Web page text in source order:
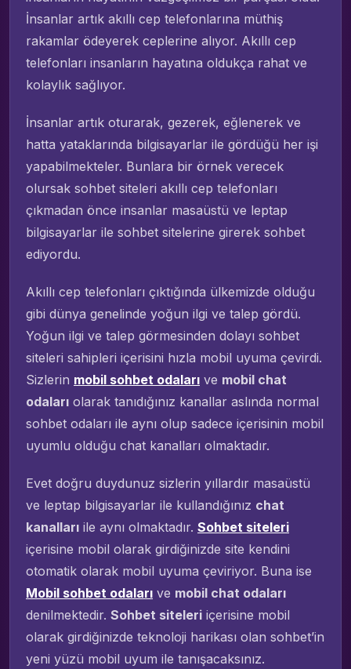
İnsanlar artık akıllı cep telefonlarına müthiş
rakamlar ödeyerek ceplerine alıyor. Akıllı cep
telefonları insanların hayatına oldukça rahat ve
kolaylık sağlıyor.
İnsanlar artık oturarak, gezerek, eğlenerek ve
hatta yataklarında bilgisayarlar ile gördüğü her işi
yapabilmekteler. Bunlara bir örnek verecek
olursak sohbet siteleri akıllı cep telefonları
çıkmadan önce insanlar masaüstü ve leptap
bilgisayarlar ile sohbet sitelerine girerek sohbet
ediyordu.
Akıllı cep telefonları çıktığında ülkemizde olduğu
gibi dünya genelinde yoğun ilgi ve talep gördü.
Yoğun ilgi ve talep görmesinden dolayı sohbet
siteleri sahipleri içerisini hızla mobil uyuma çevirdi.
Sizlerin mobil sohbet odaları ve mobil chat
odaları olarak tanıdığınız kanallar aslında normal
sohbet odaları ile aynı olup sadece içerisinin mobil
uyumlu olduğu chat kanalları olmaktadır.
Evet doğru duydunuz sizlerin yıllardır masaüstü
ve leptap bilgisayarlar ile kullandığınız chat
kanalları ile aynı olmaktadır. Sohbet siteleri
içerisine mobil olarak girdiğinizde site kendini
otomatik olarak mobil uyuma çeviriyor. Buna ise
Mobil sohbet odaları ve mobil chat odaları
denilmektedir. Sohbet siteleri içerisine mobil
olarak girdiğinizde teknoloji harikası olan sohbet’in
yeni yüzü mobil uyum ile tanışacaksınız.